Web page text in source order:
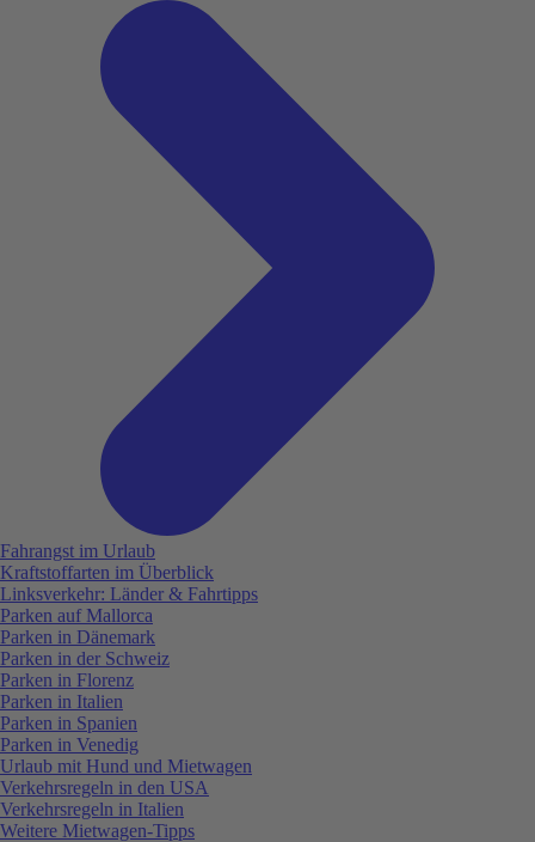
Fahrangst im Urlaub
Kraftstoffarten im Überblick
Linksverkehr: Länder & Fahrtipps
Parken auf Mallorca
Parken in Dänemark
Parken in der Schweiz
Parken in Florenz
Parken in Italien
Parken in Spanien
Parken in Venedig
Urlaub mit Hund und Mietwagen
Verkehrsregeln in den USA
Verkehrsregeln in Italien
Weitere Mietwagen-Tipps